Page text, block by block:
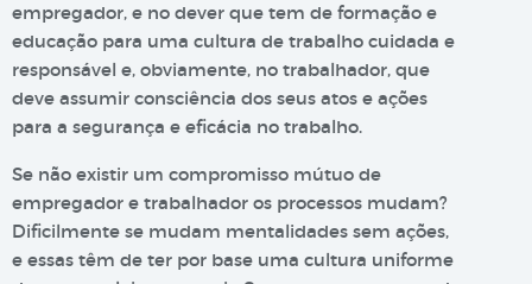
empregador, e no dever que tem de formação e
educação para uma cultura de trabalho cuidada e
responsável e, obviamente, no trabalhador, que
deve assumir consciência dos seus atos e ações
para a segurança e eficácia no trabalho.
Se não existir um compromisso mútuo de
empregador e trabalhador os processos mudam?
Dificilmente se mudam mentalidades sem ações,
e essas têm de ter por base uma cultura uniforme